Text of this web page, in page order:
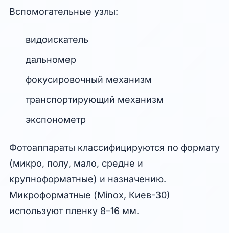
Вспомогательные узлы:
видоискатель
дальномер
фокусировочный механизм
транспортирующий механизм
экспонометр
Фотоаппараты классифицируются по формату
(микро, полу, мало, средне и
крупноформатные) и назначению.
Микроформатные (Minox, Киев-30)
используют пленку 8–16 мм.